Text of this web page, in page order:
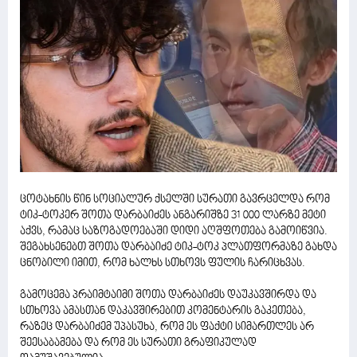
ცოტახნის წინ სოციალურ ქსელში სურათი გავრცელდა რომ
ტიკ-ტოკერ შოთა დარბაიძეს ანგარიშზე 31 000 ლარზე მეტი
აქვს, რამაც საზოგადოებაში დიდი აღშფოთება გამოიწვია.
შეგახსენებთ შოთა დარბაიძე ტიკ-ტოკ პლათფორმაზე გახდა
ცნობილი იმით, რომ ხალხს სთხოვს ფულის ჩარიცხვას.
გამოცემა პრაიმტაიმი შოთა დარბაიძეს დაუკავშირდა და
სთხოვა ამასთან დაკავშირებით კომენტარის გაკეთება,
რაზეც დარბაიძემ უპასუხა, რომ ეს ფაქტი სიმართლეს არ
შეესაბამება და რომ ეს სურათი გრაფიკულად